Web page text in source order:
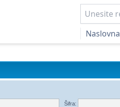
Naslovna
Šifra: